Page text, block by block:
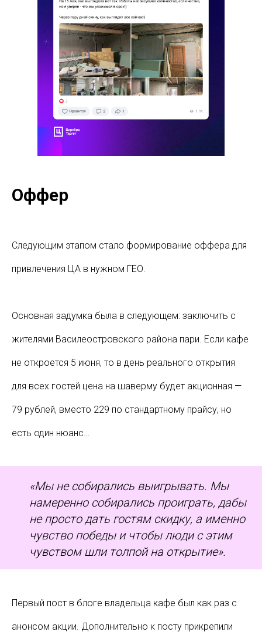
Оффер
Следующим этапом стало формирование оффера для
привлечения ЦА в нужном ГЕО.
Основная задумка была в следующем: заключить с
жителями Василеостровского района пари. Если кафе
не откроется 5 июня, то в день реального открытия
для всех гостей цена на шаверму будет акционная —
79 рублей, вместо 229 по стандартному прайсу, но
есть один нюанс…
«Мы не собирались выигрывать. Мы
намеренно собирались проиграть, дабы
не просто дать гостям скидку, а именно
чувство победы и чтобы люди с этим
чувством шли толпой на открытие».
Первый пост в блоге владельца кафе был как раз с
анонсом акции. Дополнительно к посту прикрепили